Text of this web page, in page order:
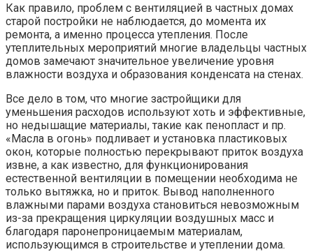
Как правило, проблем с вентиляцией в частных домах
старой постройки не наблюдается, до момента их
ремонта, а именно процесса утепления. После
утеплительных мероприятий многие владельцы частных
домов замечают значительное увеличение уровня
влажности воздуха и образования конденсата на стенах.
Все дело в том, что многие застройщики для
уменьшения расходов используют хоть и эффективные,
но недышащие материалы, такие как пенопласт и пр.
«Масла в огонь» подливает и установка пластиковых
окон, которые полностью перекрывают приток воздуха
извне, а как известно, для функционирования
естественной вентиляции в помещении необходима не
только вытяжка, но и приток. Вывод наполненного
влажными парами воздуха становиться невозможным
из-за прекращения циркуляции воздушных масс и
благодаря паронепроницаемым материалам,
использующимся в строительстве и утеплении дома.